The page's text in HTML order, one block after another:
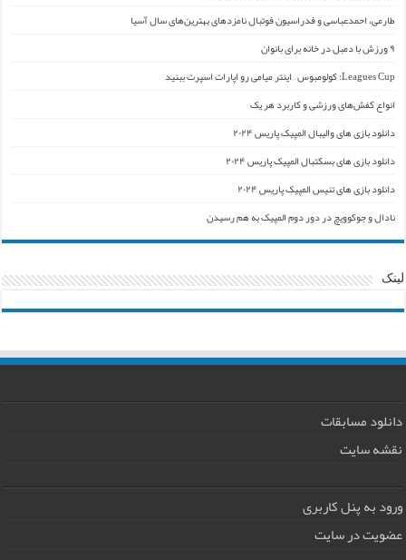
طارمی، احمدعباسی و فدراسیون فوتبال نامزدهای بهترین‌های سال آسیا
۹ ورزش با دمبل در خانه برای بانوان
Leagues Cup: کولومبوس – اینتر میامی رو اپارات اسپرت ببنید
انواع کفش‌های ورزشی و کاربرد هر یک
دانلود بازی های والیبال المپیک پاریس ۲۰۲۴
دانلود بازی های بسکتبال المپیک پاریس ۲۰۲۴
دانلود بازی های تنیس المپیک پاریس ۲۰۲۴
نادال و جوکوویچ در دور دوم المپیک به هم رسیدن
لینک
دانلود مسابقات
نقشه سایت
ورود به پنل کاربری
عضویت در سایت